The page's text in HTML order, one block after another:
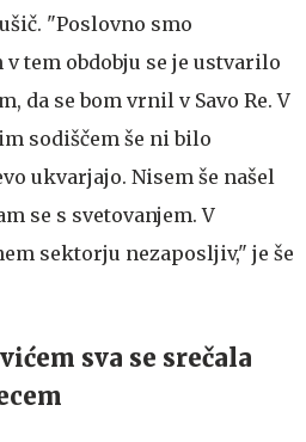
"Poslovno smo
tem obdobju se je ustvarilo
da se bom vrnil v Savo Re. V
sodiščem še ni bilo
ukvarjajo. Nisem še našel
se s svetovanjem. V
sektorju nezaposljiv," je še
sva se srečala